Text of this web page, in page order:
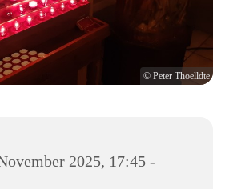
© Peter Thoelldte
2025, 17:45 -